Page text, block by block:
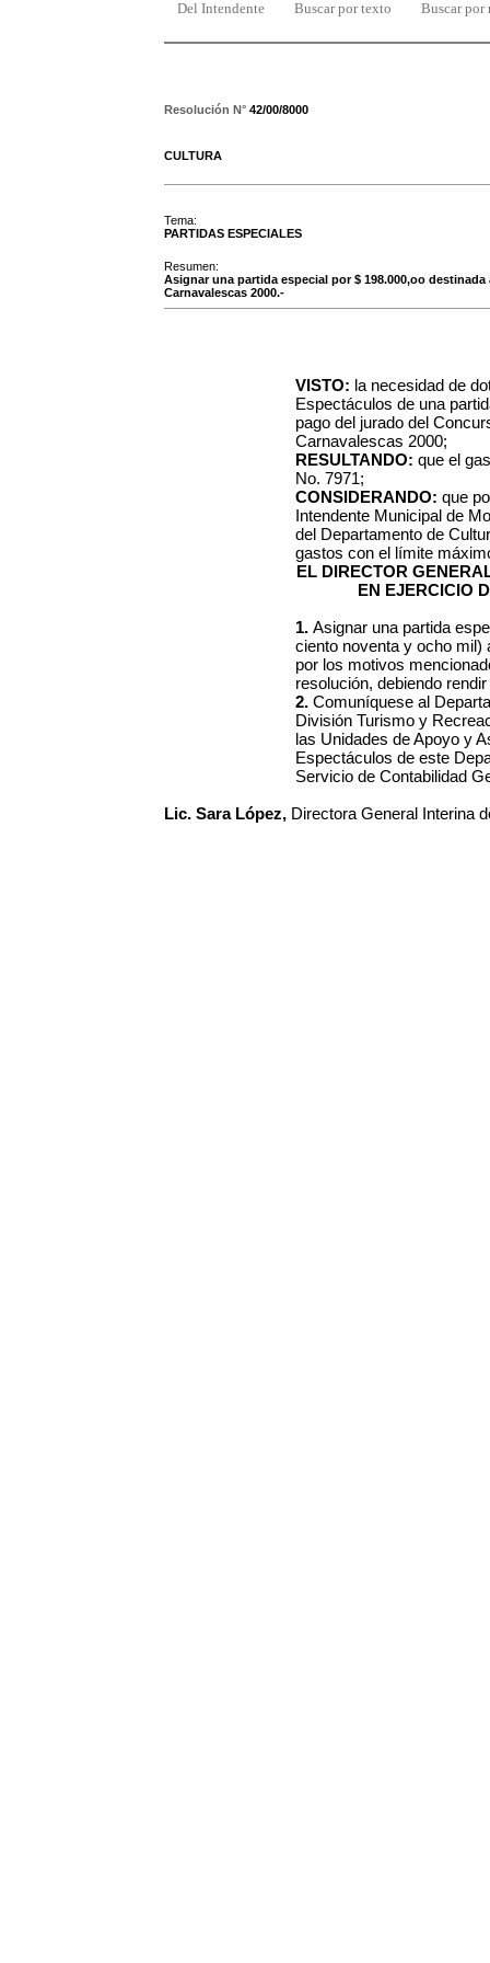
Del Intendente Buscar por texto Buscar por
Resolución N° 42/00/8000
CULTURA
Tema:
PARTIDAS ESPECIALES
Resumen:
Asignar una partida especial por $ 198.000,oo
Carnavalescas 2000.-
VISTO: la necesidad de
Espectáculos de una
pago del jurado del
Carnavalescas 2000;
RESULTANDO: que el
No. 7971;
CONSIDERANDO: que
Intendente Municipal de
del Departamento de
gastos con el límite
EL DIRECTOR
EN EJERCICIO
1. Asignar una partida
ciento noventa y ocho mil)
por los motivos
resolución, debiendo
2. Comuníquese al
División Turismo y
las Unidades de Apoyo y
Espectáculos de este
Servicio de Contabilidad
Lic. Sara López, Directora General Interina